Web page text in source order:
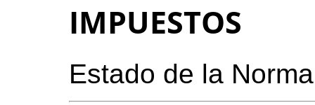
IMPUESTOS
Estado de la